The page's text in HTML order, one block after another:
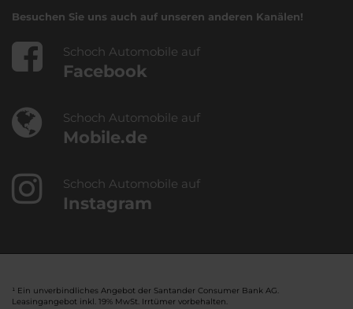
Besuchen Sie uns auch auf unseren anderen Kanälen!
Schoch Automobile auf
Facebook
Schoch Automobile auf
Mobile.de
Schoch Automobile auf
Instagram
¹ Ein unverbindliches Angebot der Santander Consumer Bank AG.
Leasingangebot inkl. 19% MwSt. Irrtümer vorbehalten.